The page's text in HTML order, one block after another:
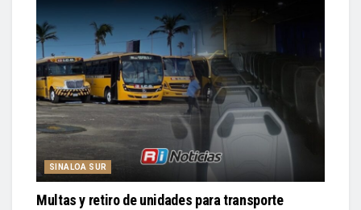
SINALOA SUR
Multas y retiro de unidades para transporte